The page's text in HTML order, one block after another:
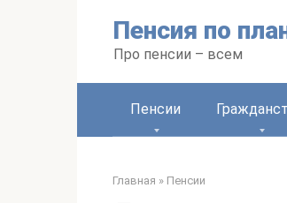
Пенсия по
Про пенсии – всем
Пенсии
Главная » Пенсии